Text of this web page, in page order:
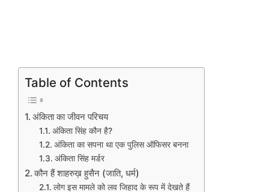
Table of Contents
अंकिता का जीवन परिचय
अंकिता सिंह कौन है?
अंकिता का सपना था एक पुलिस ऑफिसर बनना
अंकिता सिंह मर्डर
कौन हैं शाहरुख़ हुसैन (जाति, धर्म)
लोग इस मामले को लव जिहाद के रूप में देखते हैं